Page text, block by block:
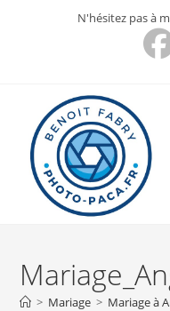
N'hésitez pas à
> Mariage > Mariage à